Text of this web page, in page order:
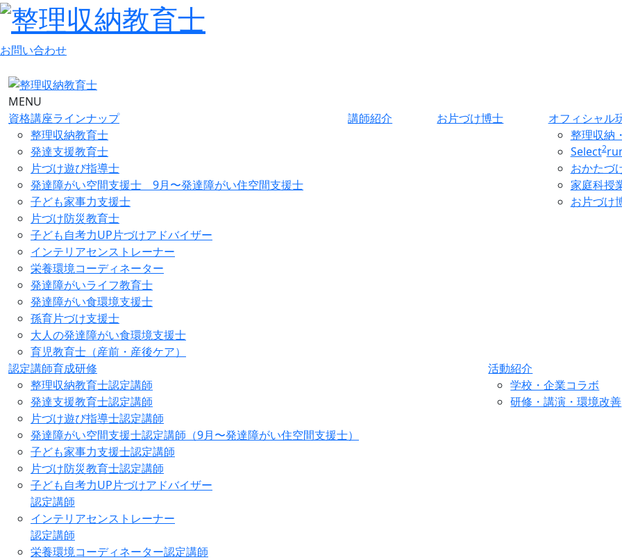
お問い合わせ
MENU
資格講座ラインナップ
整理収納教育士
発達支援教育士
片づけ遊び指導士
発達障がい空間支援士 9月〜発達障がい住空間支援士
子ども家事力支援士
片づけ防災教育士
子ども自考力UP片づけアドバイザー
インテリアセンストレーナー
栄養環境コーディネーター
発達障がいライフ教育士
発達障がい食環境支援士
孫育片づけ支援士
大人の発達障がい食環境支援士
育児教育士（産前・産後ケア）
講師紹介 お片づけ博士
オフィシャル
整理収納
Select2
おかたづ
家庭科授
お片づけ
認定講師育成研修
整理収納教育士認定講師
発達支援教育士認定講師
片づけ遊び指導士認定講師
発達障がい空間支援士認定講師（9月〜発達障がい住空間支援士）
子ども家事力支援士認定講師
片づけ防災教育士認定講師
子ども自考力UP片づけアドバイザー
認定講師
インテリアセンストレーナー
認定講師
栄養環境コーディネーター認定講師
活動紹介
学校・企業コラボ
研修・講演・環境改善